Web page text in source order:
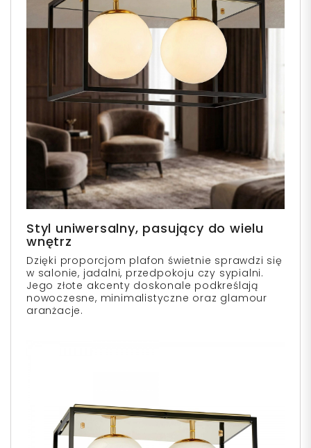
Styl uniwersalny, pasujący do wielu
wnętrz
Dzięki proporcjom plafon świetnie sprawdzi się
w salonie, jadalni, przedpokoju czy sypialni.
Jego złote akcenty doskonale podkreślają
nowoczesne, minimalistyczne oraz glamour
aranżacje.